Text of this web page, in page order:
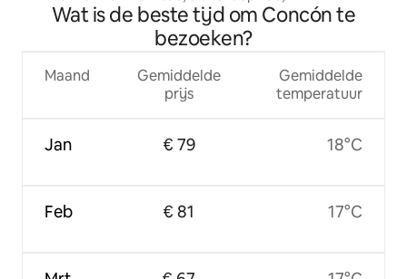
parkeergelegenheid
Wat is de beste tijd om Concón te
bezoeken?
Maand
Jan
Feb
Gemiddelde
prijs
€ 79
€ 81
Gemiddelde
temperatuur
18°C
17°C